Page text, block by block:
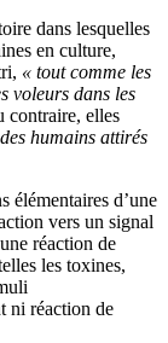
dans lesquelles
en culture,
« tout comme les
voleurs dans les
contraire, elles
humains attirés
élémentaires d’une
vers un signal
réaction de
les toxines,
ni réaction de